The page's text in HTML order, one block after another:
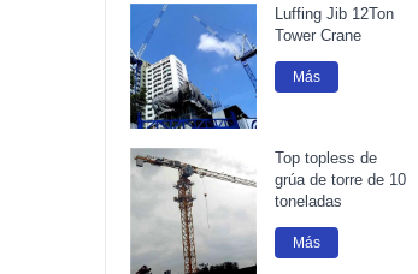
Luffing Jib 12Ton
Tower Crane
Más
Top topless de
grúa de torre de 10
toneladas
Más